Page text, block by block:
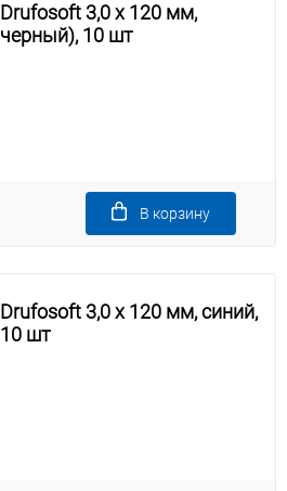
Drufosoft 3,0 х 120 мм,
черный), 10 шт
В корзину
Drufosoft 3,0 х 120 мм, синий,
10 шт